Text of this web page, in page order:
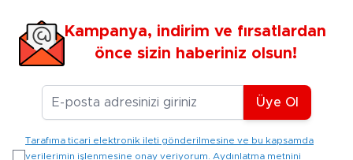
Kampanya, indirim ve fırsatlardan
önce sizin haberiniz olsun!
E-posta Adresiniz
Üye Ol
Tarafıma ticari elektronik ileti gönderilmesine ve bu kapsamda
verilerimin işlenmesine onay veriyorum. Aydınlatma metnini